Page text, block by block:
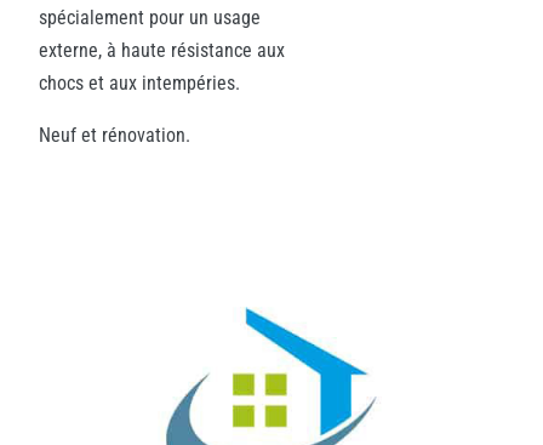
spécialement pour un usage
externe, à haute résistance aux
chocs et aux intempéries.
Neuf et rénovation.